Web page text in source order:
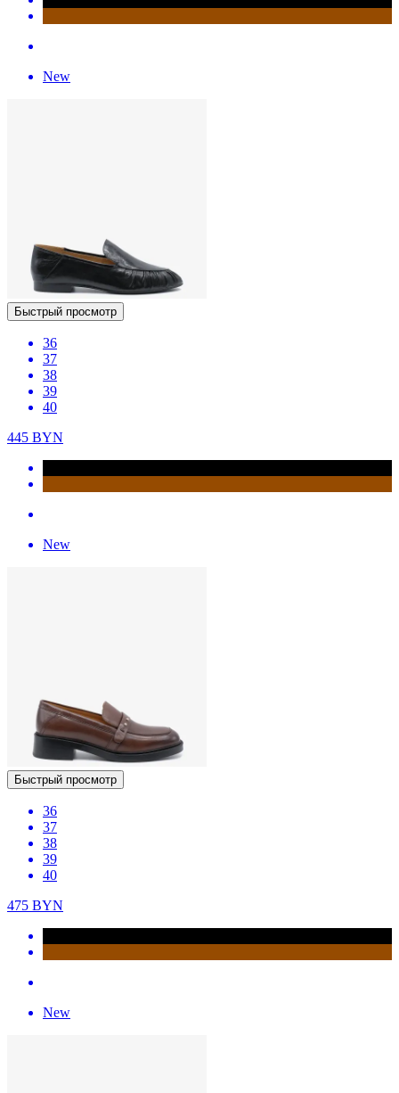
New
Быстрый просмотр
36
37
38
39
40
445 BYN
New
Быстрый просмотр
36
37
38
39
40
475 BYN
New